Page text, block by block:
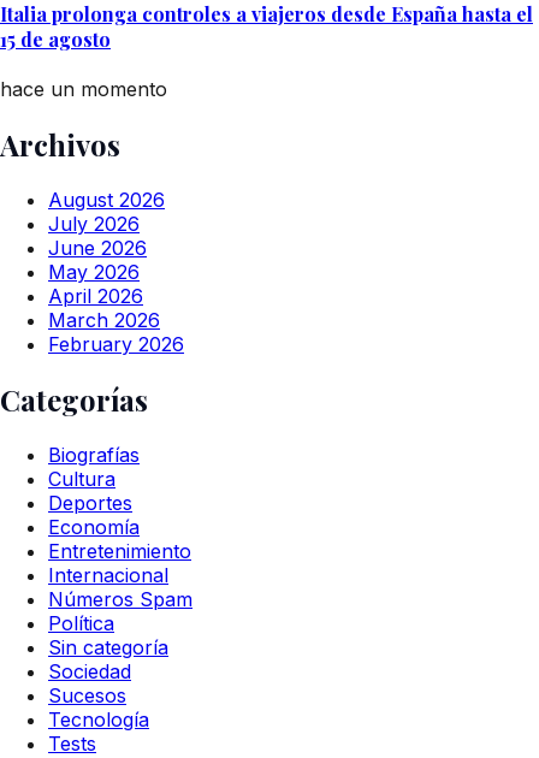
Italia prolonga controles a viajeros desde España hasta el
15 de agosto
hace un momento
Archivos
August 2026
July 2026
June 2026
May 2026
April 2026
March 2026
February 2026
Categorías
Biografías
Cultura
Deportes
Economía
Entretenimiento
Internacional
Números Spam
Política
Sin categoría
Sociedad
Sucesos
Tecnología
Tests